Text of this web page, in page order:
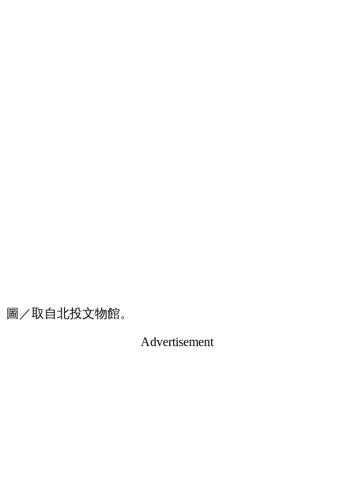
圖／取自北投文物館。
Advertisement